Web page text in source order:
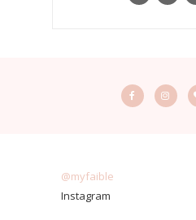
@myfaible
Instagram